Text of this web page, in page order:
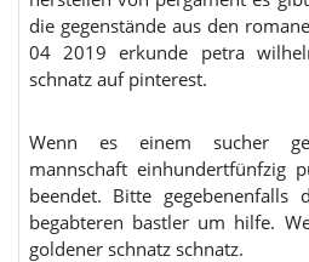
die gegenstände aus den
04 2019 erkunde petra
schnatz auf pinterest.
Wenn es einem sucher
mannschaft einhundertfünfzig
beendet. Bitte gegebenenfalls
begabteren bastler um hilfe.
goldener schnatz schnatz.